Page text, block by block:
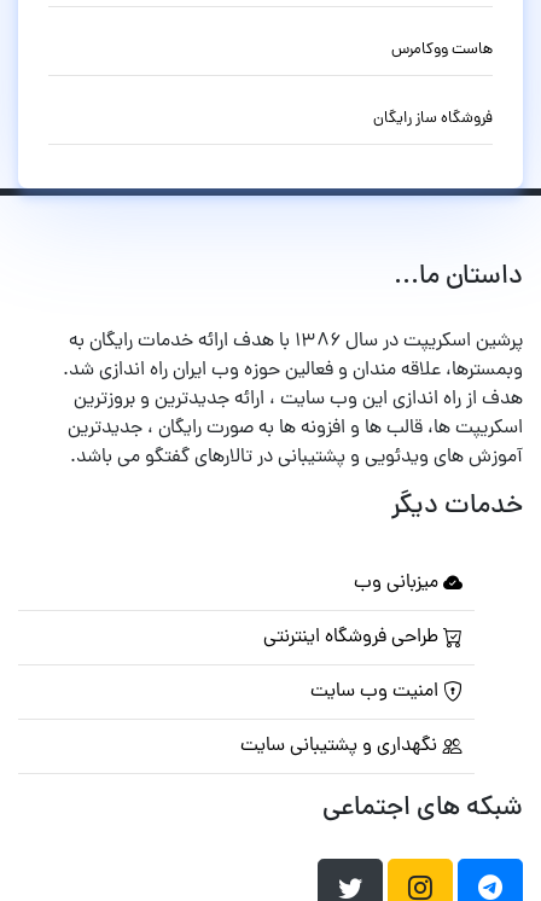
هاست ووکامرس
فروشگاه ساز رایگان
داستان ما...
پرشین اسکریپت در سال ۱۳۸۶ با هدف ارائه خدمات رایگان به
وبمسترها، علاقه مندان و فعالین حوزه وب ایران راه اندازی شد.
هدف از راه اندازی این وب سایت ، ارائه جدیدترین و بروزترین
اسکریپت ها، قالب ها و افزونه ها به صورت رایگان ، جدیدترین
آموزش های ویدئویی و پشتیبانی در تالارهای گفتگو می باشد.
خدمات دیگر
میزبانی وب
طراحی فروشگاه اینترنتی
امنیت وب سایت
نگهداری و پشتیبانی سایت
شبکه های اجتماعی